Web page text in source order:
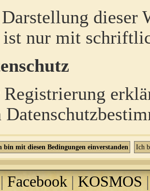
dieser
ist nur mit
|Facebook | KOSMOS